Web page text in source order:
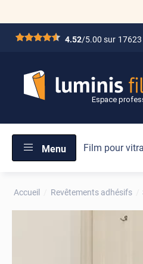
*****4.52/5.00 sur 17623
Menu Film pour
Accueil Revêtements adhésifs